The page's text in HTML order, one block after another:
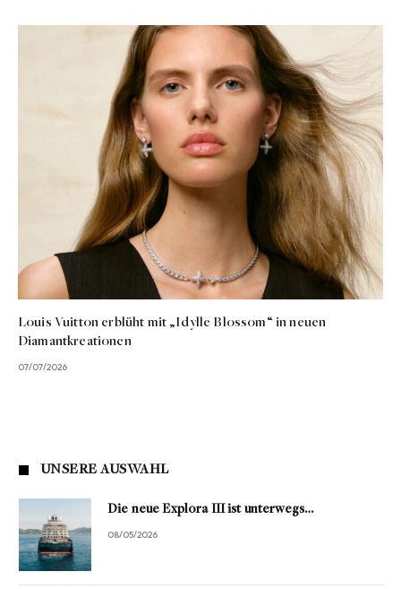
Louis Vuitton erblüht mit „Idylle Blossom“ in neuen
Diamantkreationen
07/07/2026
UNSERE AUSWAHL
Die neue Explora III ist unterwegs…
08/05/2026